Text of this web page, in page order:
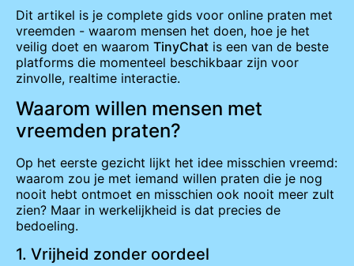
Dit artikel is je complete gids voor online praten met
vreemden - waarom mensen het doen, hoe je het
veilig doet en waarom TinyChat is een van de beste
platforms die momenteel beschikbaar zijn voor
zinvolle, realtime interactie.
Waarom willen mensen met
vreemden praten?
Op het eerste gezicht lijkt het idee misschien vreemd:
waarom zou je met iemand willen praten die je nog
nooit hebt ontmoet en misschien ook nooit meer zult
zien? Maar in werkelijkheid is dat precies de
bedoeling.
1. Vrijheid zonder oordeel